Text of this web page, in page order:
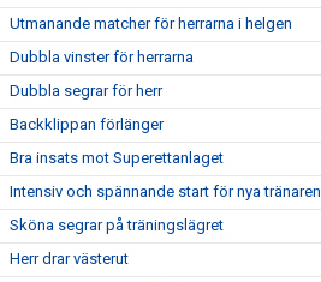
Utmanande matcher för herrarna i helgen
Dubbla vinster för herrarna
Dubbla segrar för herr
Backklippan förlänger
Bra insats mot Superettanlaget
Intensiv och spännande start för nya tränaren
Sköna segrar på träningslägret
Herr drar västerut